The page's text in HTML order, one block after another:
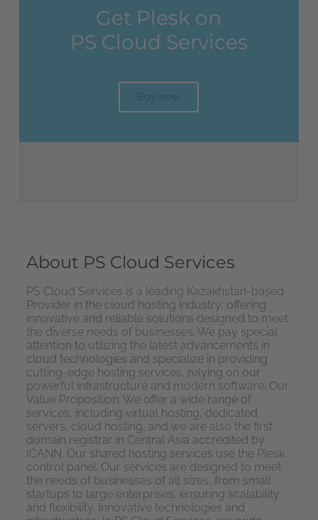
Get Plesk on
PS Cloud Services
Buy now
About PS Cloud Services
PS Cloud Services is a leading Kazakhstan-based
Provider in the cloud hosting industry, offering
innovative and reliable solutions designed to meet
the diverse needs of businesses. We pay special
attention to utilizing the latest advancements in
cloud technologies and specialize in providing
cutting-edge hosting services, relying on our
powerful infrastructure and modern software. Our
Value Proposition: We offer a wide range of
services, including virtual hosting, dedicated
servers, cloud hosting, and we are also the first
domain registrar in Central Asia accredited by
ICANN. Our shared hosting services use the Plesk
control panel. Our services are designed to meet
the needs of businesses of all sizes, from small
startups to large enterprises, ensuring scalability
and flexibility. Innovative technologies and